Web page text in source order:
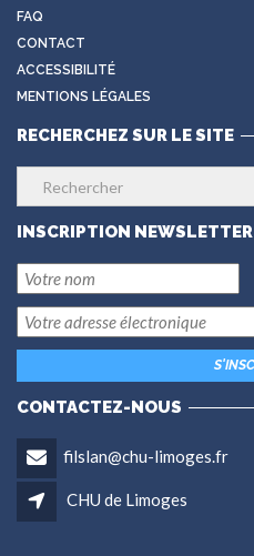
FAQ
CONTACT
ACCESSIBILITÉ
MENTIONS LÉGALES
RECHERCHEZ SUR LE SITE
INSCRIPTION NEWSLETTER
CONTACTEZ-NOUS
filslan@chu-limoges.fr
CHU de Limoges